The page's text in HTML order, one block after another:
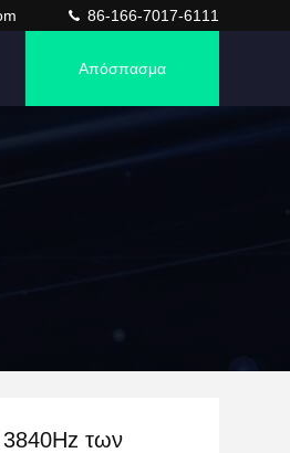
86-166-7017-6111
Απόσπασμα
3840Hz των